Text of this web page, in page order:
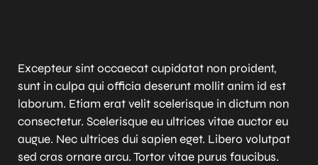
Excepteur sint occaecat cupidatat non proident,
sunt in culpa qui officia deserunt mollit anim id est
laborum. Etiam erat velit scelerisque in dictum non
consectetur. Scelerisque eu ultrices vitae auctor eu
augue. Nec ultrices dui sapien eget. Libero volutpat
sed cras ornare arcu. Tortor vitae purus faucibus.